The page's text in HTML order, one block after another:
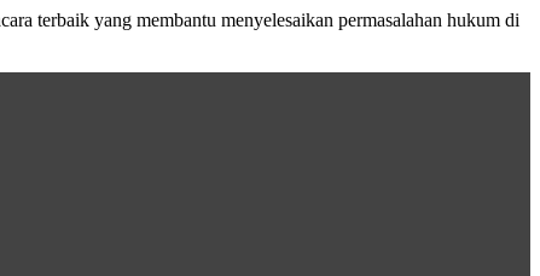
terbaik yang membantu menyelesaikan permasalahan hukum di